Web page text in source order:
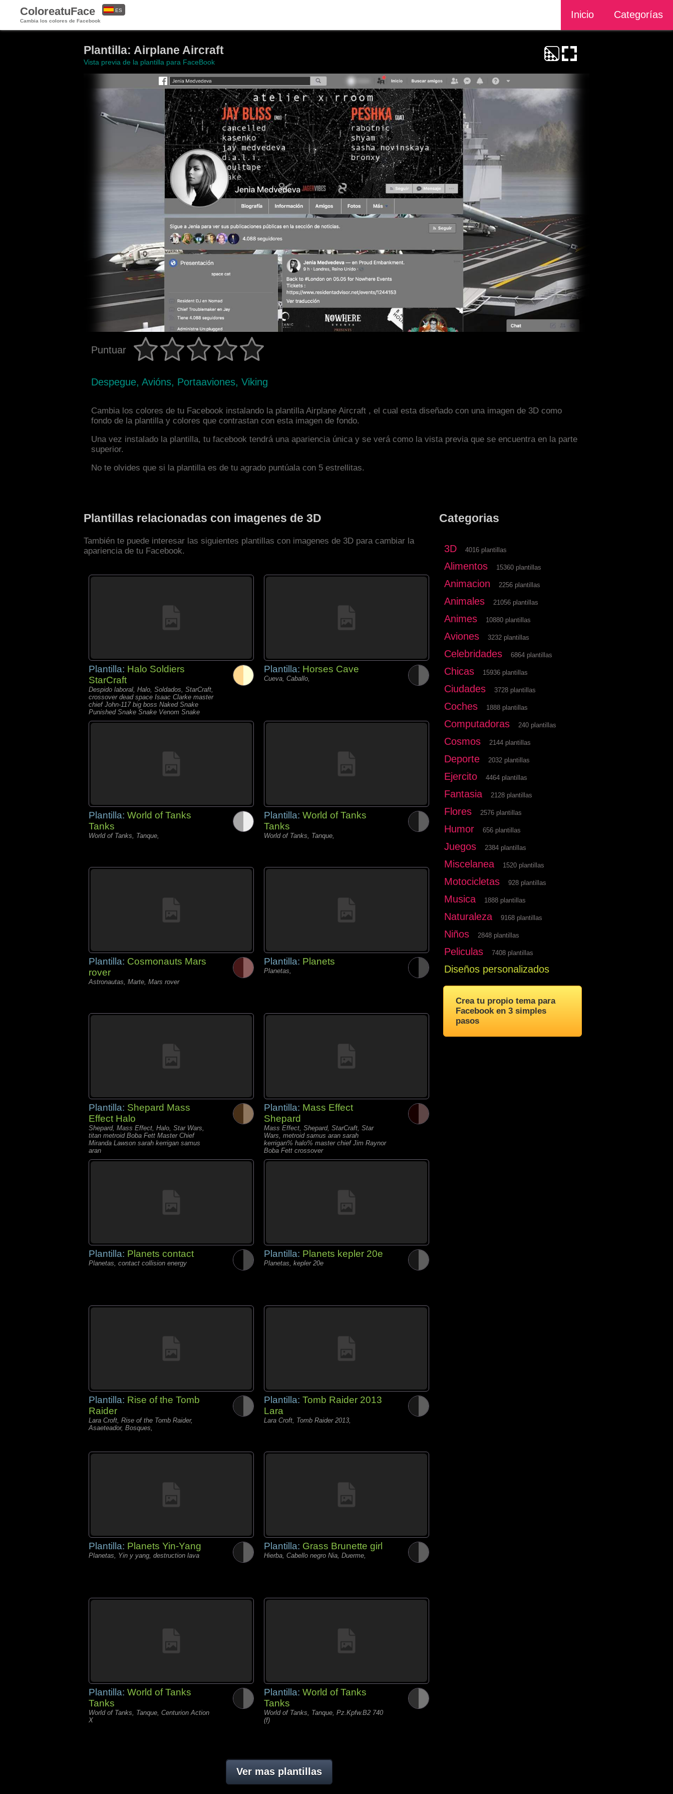
ColoreatuFace
Cambia los colores de Facebook
Inicio Categorías
ES
Plantilla: Airplane Aircraft
Vista previa de la plantilla para FaceBook
Puntuar
Despegue, Avións, Portaaviones, Viking
Cambia los colores de tu Facebook instalando la plantilla Airplane Aircraft , el cual esta diseñado con una imagen de 3D como
fondo de la plantilla y colores que contrastan con esta imagen de fondo.
Una vez instalado la plantilla, tu facebook tendrá una apariencia única y se verá como la vista previa que se encuentra en la parte
superior.
No te olvides que si la plantilla es de tu agrado puntúala con 5 estrellitas.
Plantillas relacionadas con imagenes de 3D
También te puede interesar las siguientes plantillas con imagenes de 3D para cambiar la
apariencia de tu Facebook.
Plantilla: Halo Soldiers
StarCraft
Despido laboral, Halo, Soldados, StarCraft,
crossover dead space Isaac Clarke master
chief John-117 big boss Naked Snake
Punished Snake Snake Venom Snake
metal gear solid sarah kerri
Plantilla: Horses Cave
Cueva, Caballo,
Plantilla: World of Tanks
Tanks
World of Tanks, Tanque,
Plantilla: World of Tanks
Tanks
World of Tanks, Tanque,
Plantilla: Cosmonauts Mars
rover
Astronautas, Marte, Mars rover
Plantilla: Planets
Planetas,
Plantilla: Shepard Mass
Effect Halo
Shepard, Mass Effect, Halo, Star Wars,
titan metroid Boba Fett Master Chief
Miranda Lawson sarah kerrigan samus
aran
Plantilla: Mass Effect
Shepard
Mass Effect, Shepard, StarCraft, Star
Wars, metroid samus aran sarah
kerrigan% halo% master chief Jim Raynor
Boba Fett crossover
Plantilla: Planets contact
Planetas, contact collision energy
Plantilla: Planets kepler 20e
Planetas, kepler 20e
Plantilla: Rise of the Tomb
Raider
Lara Croft, Rise of the Tomb Raider,
Asaeteador, Bosques,
Plantilla: Tomb Raider 2013
Lara
Lara Croft, Tomb Raider 2013,
Plantilla: Planets Yin-Yang
Planetas, Yin y yang, destruction lava
Plantilla: Grass Brunette girl
Hierba, Cabello negro Nia, Duerme,
Plantilla: World of Tanks
Tanks
World of Tanks, Tanque, Centurion Action
X
Plantilla: World of Tanks
Tanks
World of Tanks, Tanque, Pz.Kpfw.B2 740
(f)
Ver mas plantillas
Categorias
3D 4016 plantillas
Alimentos 15360 plantillas
Animacion 2256 plantillas
Animales 21056 plantillas
Animes 10880 plantillas
Aviones 3232 plantillas
Celebridades 6864 plantillas
Chicas 15936 plantillas
Ciudades 3728 plantillas
Coches 1888 plantillas
Computadoras 240 plantillas
Cosmos 2144 plantillas
Deporte 2032 plantillas
Ejercito 4464 plantillas
Fantasia 2128 plantillas
Flores 2576 plantillas
Humor 656 plantillas
Juegos 2384 plantillas
Miscelanea 1520 plantillas
Motocicletas 928 plantillas
Musica 1888 plantillas
Naturaleza 9168 plantillas
Niños 2848 plantillas
Peliculas 7408 plantillas
Diseños personalizados
Crea tu propio tema para
Facebook en 3 simples
pasos